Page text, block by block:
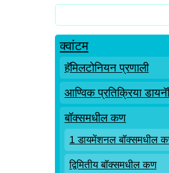
क्वांटम
हॅमिलटोनियन प्रणाली
आण्विक प्रतिक्रिया
बॉक्समधील कण
1 डायमेंशनल बॉक्समधील
द्विमितीय बॉक्समधील कण